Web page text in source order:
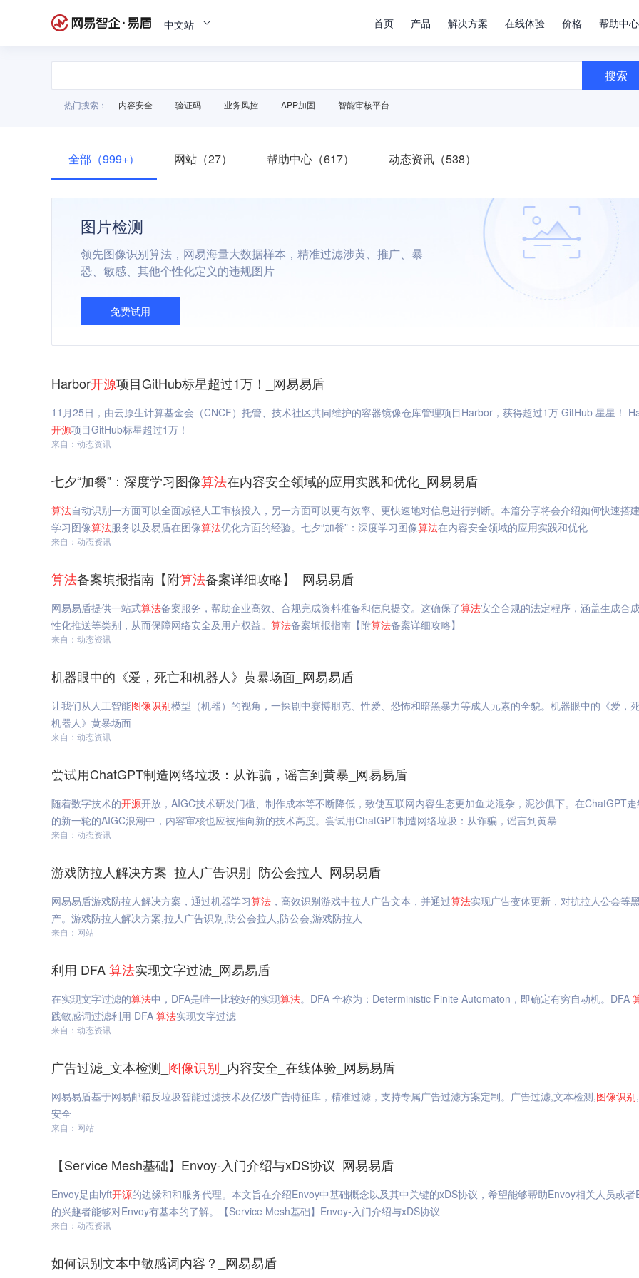
中文站 首页 产品 解决方案 在线体验 价格 帮助中心
搜索
热门搜索： 内容安全 验证码 业务风控 APP加固 智能审核平台
全部（999+） 网站（27） 帮助中心（617） 动态资讯（538）
图片检测
领先图像识别算法，网易海量大数据样本，精准过滤涉黄、推广、暴
恐、敏感、其他个性化定义的违规图片
免费试用
Harbor开源项目GitHub标星超过1万！_网易易盾
11月25日，由云原生计算基金会
开源项目GitHub标星超过1万！
来自：动态资讯
七夕“加餐”：深度学习图像算法在内容安全领域的应用实践和优化_网易易盾
算法自动识别一方面可以全面减轻人工审核投入，另一方面可以更有效率、更快速地对信息进行判断。本篇分享将会介绍如何快速搭
学习图像算法服务以及易盾在图像算法优化方面的经验。七夕“加餐”：深度学习图像算法在内容安全领域的应用实践和优化
来自：动态资讯
算法备案填报指南【附算法备案详细攻略】_网易易盾
网易易盾提供一站式算法备案服务，帮助企业高效、合规完成资料准备和信息提交。这确保了算法安全合规的法定程序，涵盖生成合
性化推送等类别，从而保障网络安全及用户权益。 算法备案填报指南【附算法备案详细攻略】
来自：动态资讯
机器眼中的《爱，死亡和机器人》黄暴场面_网易易盾
让我们从人工智能图像识别模型（机器）的视角，一探剧中赛博朋克、性爱、恐怖和暗黑暴力等成人元素的全貌。机器眼中的《爱，
机器人》黄暴场面
来自：动态资讯
尝试用ChatGPT制造网络垃圾：从诈骗，谣言到黄暴_网易易盾
随着数字技术的开源开放，AIGC技术研发门槛、制作成本等不断降低，致使互联网内容生态更加鱼龙混杂，泥沙俱下。在ChatGPT
的新一轮的AIGC浪潮中，内容审核也应被推向新的技术高度。尝试用ChatGPT制造网络垃圾：从诈骗，谣言到黄暴
来自：动态资讯
游戏防拉人解决方案_拉人广告识别_防公会拉人_网易易盾
网易易盾游戏防拉人解决方案，通过机器学习算法 ，高效识别游戏中拉人广告文本，并通过算法实现广告变体更新，对抗拉人公会等
产。游戏防拉人解决方案,拉人广告识别,防公会拉人,防公会,游戏防拉人
来自：网站
利用 DFA算法实现文字过滤_网易易盾
在实现文字过滤的算法中，DFA是唯一比较好的实现算法。DFA 全称为：Deterministic Finite Automaton，即确定有穷自动机。DFA
践敏感词过滤利用 DFA 算法实现文字过滤
来自：动态资讯
广告过滤_文本检测_ 图像识别 _内容安全_在线体验_网易易盾
网易易盾基于网易邮箱反垃圾智能过滤技术及亿级广告特征库，精准过滤，支持专属广告过滤方案定制。广告过滤,文本检测,图像识别
安全
来自：网站
【Service Mesh基础】Envoy-入门介绍与xDS协议_网易易盾
Envoy是由lyft开源的边缘和和服务代理。本文旨在介绍Envoy中基础概念以及其中关键的xDS协议，希望能够帮助Envoy相关人员或者
的兴趣者能够对Envoy有基本的了解。【Service Mesh基础】Envoy-入门介绍与xDS协议
来自：动态资讯
如何识别文本中敏感词内容？_网易易盾